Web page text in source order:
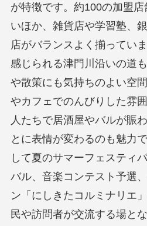
が特徴です。約100の加盟
いほか、雑貨店や学習塾、
店がバランスよく揃ってい
感じられる津門川沿いの道
や散策にも気持ちのよい空
やカフェでのんびりした雰
人たちで居酒屋やバルが賑
とに表情が変わるのも魅力
して夏のサマーフェスティ
バル、音楽コンテスト予選
ン「にしきたコルミナリエ
民や訪問者が交流する場と